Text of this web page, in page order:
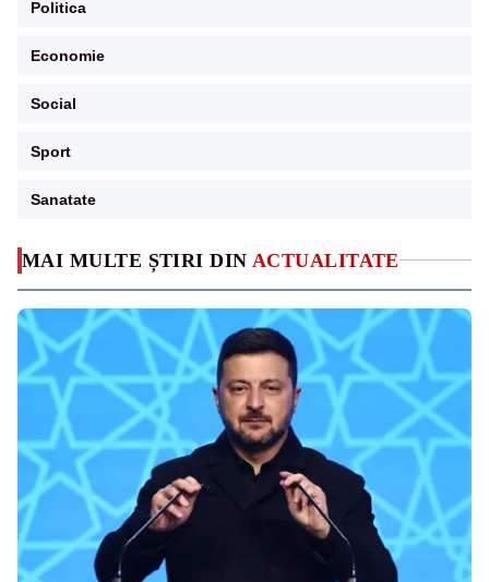
MAI MULTE ȘTIRI DIN ACTUALITATE
Politica
Economie
Social
Sport
Sanatate